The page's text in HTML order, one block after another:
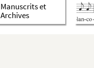
Manuscrits et
Archives